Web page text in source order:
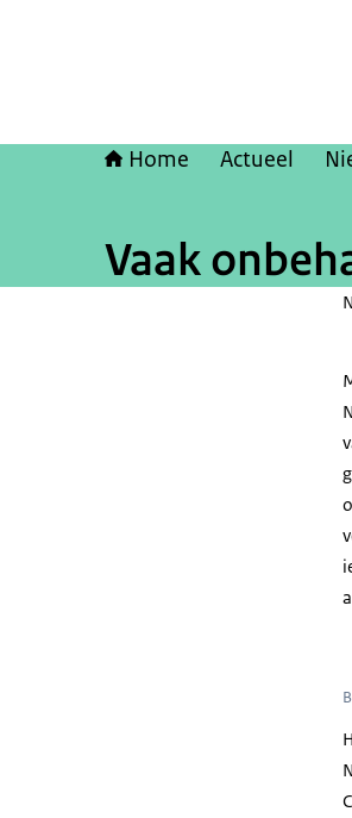
Home Actueel
Vaak